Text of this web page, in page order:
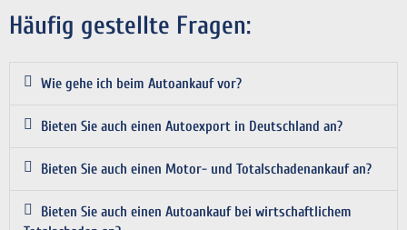
Häufig gestellte Fragen:
Wie gehe ich beim Autoankauf vor?
Bieten Sie auch einen Autoexport in Deutschland an?
Bieten Sie auch einen Motor- und Totalschadenankauf an?
Bieten Sie auch einen Autoankauf bei wirtschaftlichem